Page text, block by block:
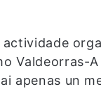
Valdeorras-A
apenas un